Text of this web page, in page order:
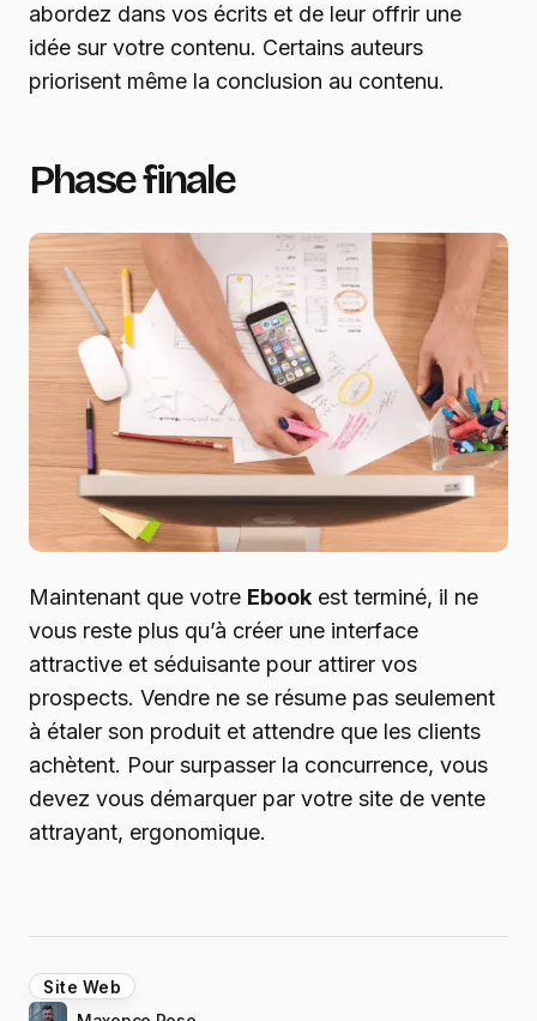
abordez dans vos écrits et de leur offrir une
idée sur votre contenu. Certains auteurs
priorisent même la conclusion au contenu.
Phase finale
Maintenant que votre Ebook est terminé, il ne
vous reste plus qu’à créer une interface
attractive et séduisante pour attirer vos
prospects. Vendre ne se résume pas seulement
à étaler son produit et attendre que les clients
achètent. Pour surpasser la concurrence, vous
devez vous démarquer par votre site de vente
attrayant, ergonomique.
Site Web